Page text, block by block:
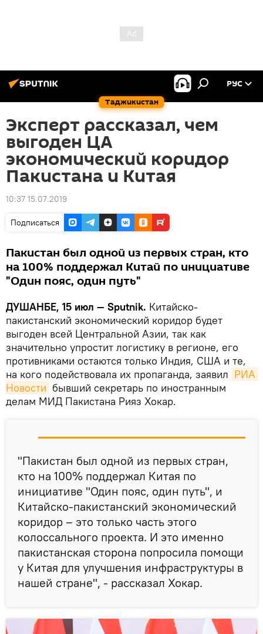
Таджикистан
РУС
Эксперт рассказал, чем
выгоден ЦА
экономический коридор
Пакистана и Китая
10:37 15.07.2019
Подписаться
Пакистан был одной из первых стран, кто
на 100% поддержал Китай по инициативе
"Один пояс, один путь"
ДУШАНБЕ, 15 июл — Sputnik. Китайско-
пакистанский экономический коридор будет
выгоден всей Центральной Азии, так как
значительно упростит логистику в регионе, его
противниками остаются только Индия, США и те,
на кого подействовала их пропаганда, заявил РИА
Новости бывший секретарь по иностранным
делам МИД Пакистана Рияз Хокар.
"Пакистан был одной из первых стран,
кто на 100% поддержал Китая по
инициативе "Один пояс, один путь", и
Китайско-пакистанский экономический
коридор – это только часть этого
колоссального проекта. И это именно
пакистанская сторона попросила помощи
у Китая для улучшения инфраструктуры в
нашей стране", - рассказал Хокар.